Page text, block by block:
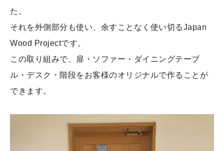
た。
それを外側部分も使い、余すことなく使い切るJapan
Wood Projectです。
この取り組みで、扉・ソファー・ダイニングテーブ
ル・デスク・階段をお客様のオリジナルで作ることが
できます。